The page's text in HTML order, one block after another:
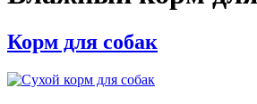
Корм для собак